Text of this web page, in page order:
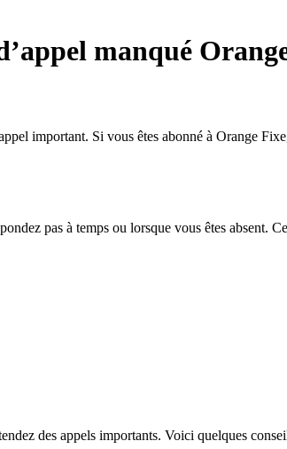
manqué
important. Si vous êtes abonné à Orange
pas à temps ou lorsque vous êtes
des appels importants. Voici quelques